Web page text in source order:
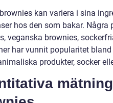
kan variera i sina
hos den som bakar.
veganska brownies,
har vunnit popularitet
produkter, socker